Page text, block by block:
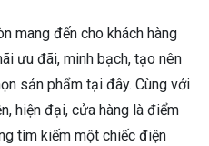
mang đến cho khách hàng
ưu đãi, minh bạch, tạo nên
sản phẩm tại đây. Cùng với
hiện đại, cửa hàng là điểm
tìm kiếm một chiếc điện